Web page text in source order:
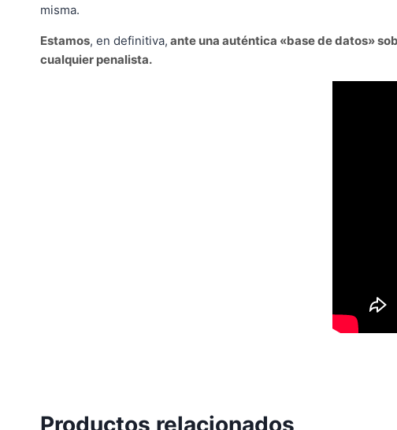
misma.
Estamos, en definitiva, ante una auténtica «base de datos»
cualquier penalista.
Productos relacionados